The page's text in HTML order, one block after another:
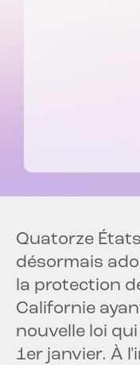
Quatorze
désormais
la protection
Californie
nouvelle loi
1er janvier. À